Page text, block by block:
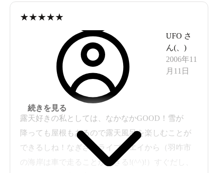
★★★★★
UFO さ
ん(
)
2006年11
月11日
露天好きの私としては、なかなかGOOD！雪が
降っても屋根もあるので露天風呂を楽しむことが
できるしね！なぎさドライブウエイから（羽咋市
の海岸は車で走ることができる!(^^)!）すぐだし、
続きを見る